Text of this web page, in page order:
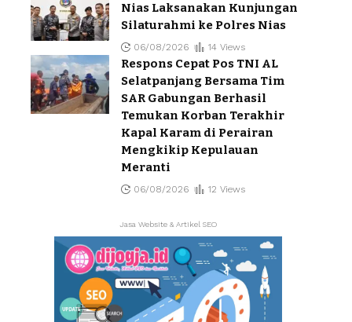
Nias Laksanakan Kunjungan
Silaturahmi ke Polres Nias
06/08/2026 14 Views
Respons Cepat Pos TNI AL
Selatpanjang Bersama Tim
SAR Gabungan Berhasil
Temukan Korban Terakhir
Kapal Karam di Perairan
Mengkikip Kepulauan
Meranti
06/08/2026 12 Views
Jasa Website & Artikel SEO